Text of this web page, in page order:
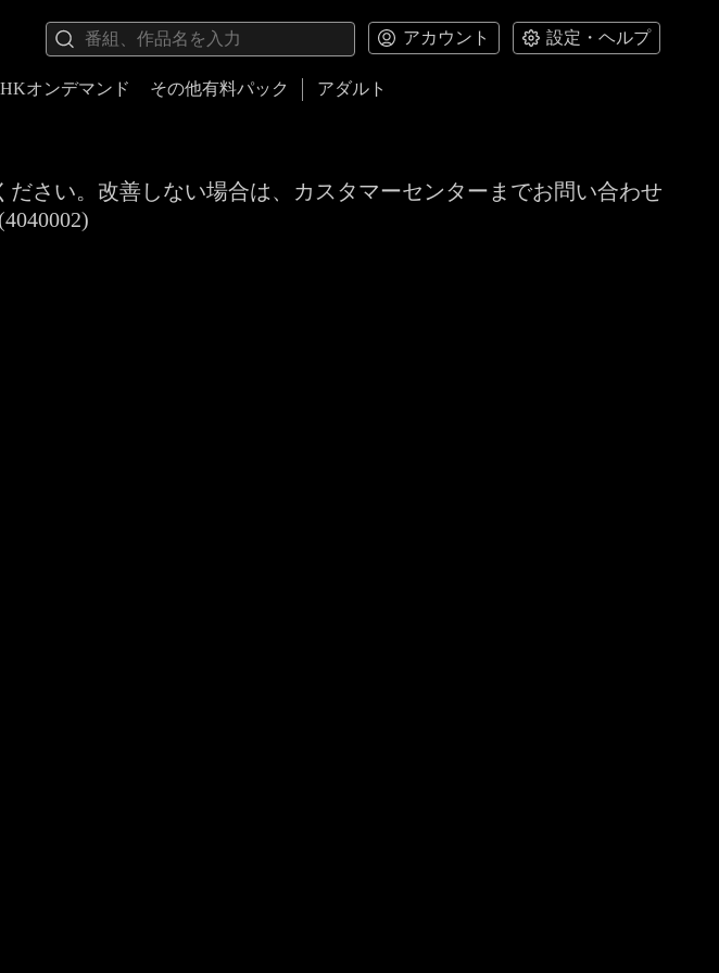
アカウント 設定・ヘルプ
オンデマンド その他有料パック アダルト
さい。改善しない場合は、カスタマーセンターまでお問い合わせ